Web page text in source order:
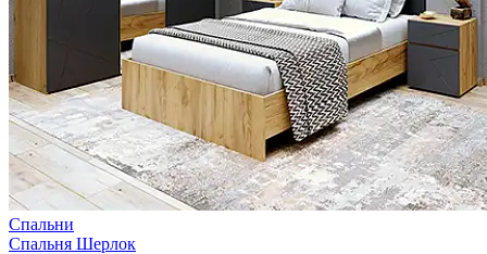
Спальни
Спальня Шерлок